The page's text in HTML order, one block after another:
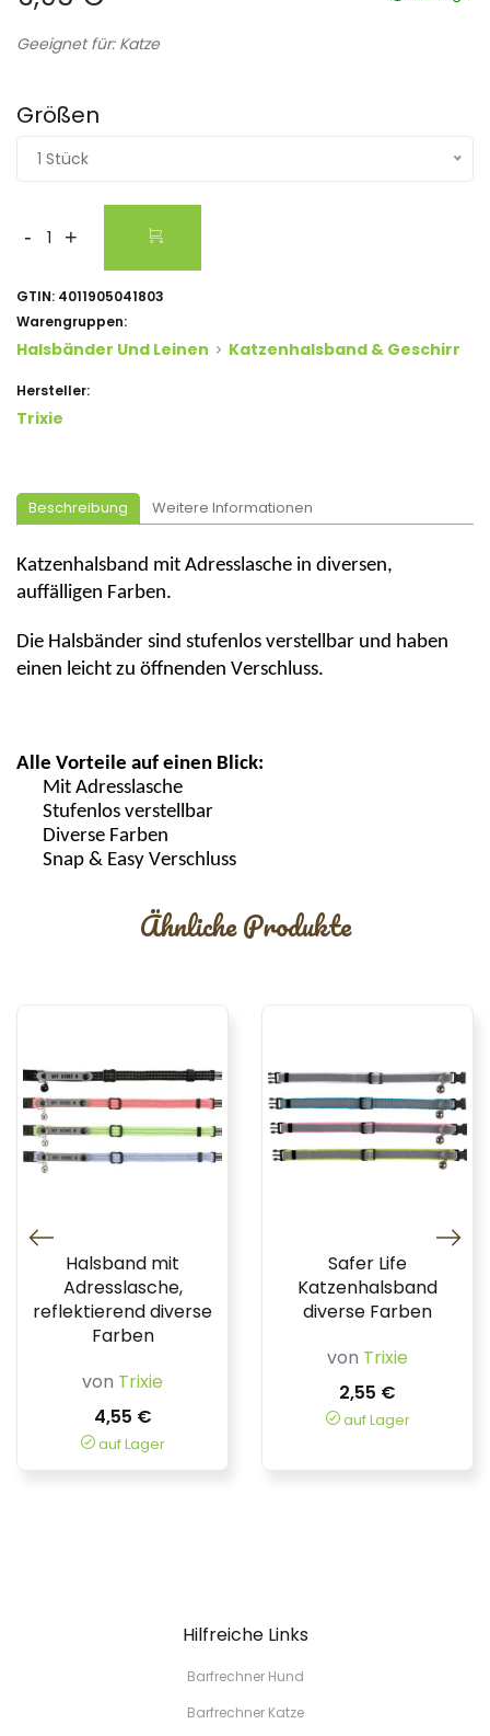
Geeignet für: Katze
Größen
1 Stück
- +
GTIN: 4011905041803
Warengruppen:
Halsbänder Und Leinen Katzenhalsband & Geschirr
Hersteller:
Trixie
Beschreibung Weitere Informationen
Katzenhalsband mit Adresslasche in diversen,
auffälligen Farben.
Die Halsbänder sind stufenlos verstellbar und haben
einen leicht zu öffnenden Verschluss.
Alle Vorteile auf einen Blick:
Mit Adresslasche
Stufenlos verstellbar
Diverse Farben
Snap & Easy Verschluss
Ähnliche Produkte
Halsband mit
Adresslasche,
reflektierend diverse
Farben
von Trixie
4,55 €
auf Lager
Safer Life
Katzenhalsband
diverse Farben
von Trixie
2,55 €
auf Lager
Hilfreiche Links
Barfrechner Hund
Barfrechner Katze